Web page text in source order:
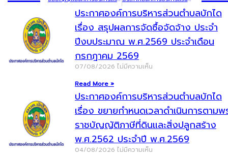
ประกาศองค์การบริหารส่วนตำบลบักได
เรื่อง สรุปผลการจัดซื้อจัดจ้าง ประจำ
ปีงบประมาณ พ.ศ.2569 ประจำเดือน
กรกฎาคม 2569
07/08/2026 ไม่มีความเห็น
Read More »
ประกาศองค์การบริหารส่วนตำบลบักได
เรื่อง ขยายกำหนดเวลาดำเนินการตามพ
ราชบัญญัติภาษีที่ดินและสิ่งปลูกสร้าง
พ.ศ.2562 ประจำปี พ.ศ.2569
04/08/2026 ไม่มีความเห็น